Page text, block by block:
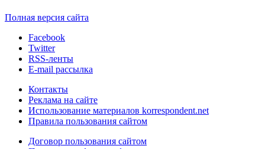
Полная версия сайта
Facebook
Twitter
RSS-ленты
E-mail рассылка
Контакты
Реклама на сайте
Использование материалов korrespondent.net
Правила пользования сайтом
Договор пользования сайтом